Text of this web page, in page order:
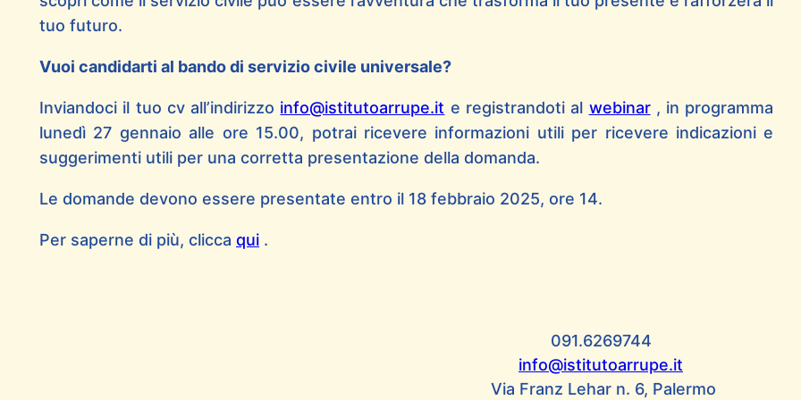
tuo futuro.
Vuoi candidarti al bando di servizio civile universale?
Inviandoci il tuo cv all’indirizzo info@istitutoarrupe.it e registrandoti al webinar, in programma
lunedì 27 gennaio alle ore 15.00, potrai ricevere informazioni utili per ricevere indicazioni e
suggerimenti utili per una corretta presentazione della domanda.
Le domande devono essere presentate entro il 18 febbraio 2025, ore 14.
Per saperne di più, clicca qui .
091.6269744
info@istitutoarrupe.it
Via Franz Lehar n. 6, Palermo